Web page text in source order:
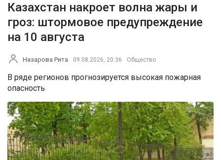
Казахстан накроет волна жары и
гроз: штормовое предупреждение
на 10 августа
Назарова Рита 09.08.2026, 20:36 Общество
В ряде регионов прогнозируется высокая пожарная
опасность